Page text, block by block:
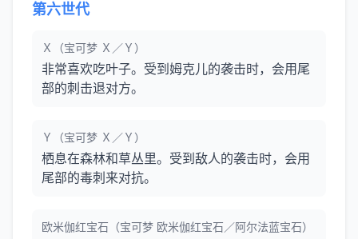
第六世代
Ｘ（宝可梦 Ｘ／Ｙ）
非常喜欢吃叶子。受到姆克儿的袭击时，会用尾
部的刺击退对方。
Ｙ（宝可梦 Ｘ／Ｙ）
栖息在森林和草丛里。受到敌人的袭击时，会用
尾部的毒刺来对抗。
欧米伽红宝石（宝可梦 欧米伽红宝石／阿尔法蓝宝石）